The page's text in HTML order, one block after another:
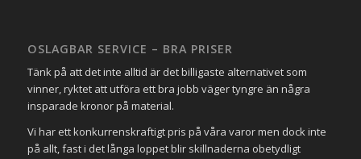
OSLAGBAR SERVICE – BRA PRISER
Tänk på att det inte alltid är det billigaste alternativet som
vinner, ryktet att utföra ett bra jobb väger tyngre än några
insparade kronor på material.
Vi har ett konkurrenskraftigt pris på våra varor men dock inte
på allt, fast i det långa loppet blir skillnaderna obetydligt